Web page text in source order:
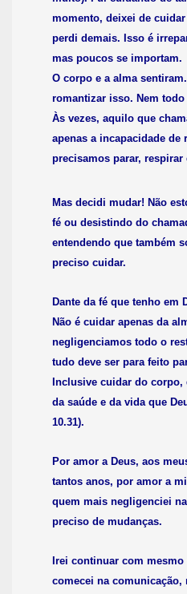
momento, deixei de
perdi demais. Isso é
mas poucos se importam.
O corpo e a alma
romantizar isso. Nem
Às vezes, aquilo que
apenas a incapacidade de
precisamos parar, respirar
Mas decidi mudar! Não
fé ou desistindo do
entendendo que também
preciso cuidar.
Dante da fé que tenho em
Não é cuidar apenas da
negligenciamos todo o
tudo deve ser para feito
Inclusive cuidar do
da saúde e da vida que
10.31).
Por amor a Deus, aos
tantos anos, por amor a
quem mais negligenciei
preciso de mudanças.
Irei continuar com
comecei na comunicação,